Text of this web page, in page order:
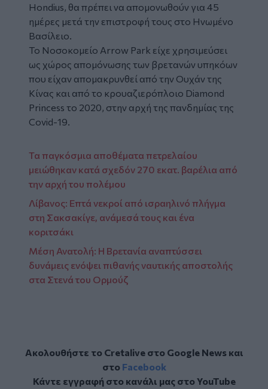
Hondius, θα πρέπει να απομονωθούν για 45
ημέρες μετά την επιστροφή τους στο Ηνωμένο
Βασίλειο.
Το Νοσοκομείο Arrow Park είχε χρησιμεύσει
ως χώρος απομόνωσης των βρετανών υπηκόων
που είχαν απομακρυνθεί από την Ουχάν της
Κίνας και από το κρουαζιερόπλοιο Diamond
Princess το 2020, στην αρχή της πανδημίας της
Covid-19.
Τα παγκόσμια αποθέματα πετρελαίου
μειώθηκαν κατά σχεδόν 270 εκατ. βαρέλια από
την αρχή του πολέμου
Λίβανος: Επτά νεκροί από ισραηλινό πλήγμα
στη Σακσακίγε, ανάμεσά τους και ένα
κοριτσάκι
Μέση Ανατολή: Η Βρετανία αναπτύσσει
δυνάμεις ενόψει πιθανής ναυτικής αποστολής
στα Στενά του Ορμούζ
Ακολουθήστε το Cretalive στο Google Newsκαι
στο Facebook
Κάντε εγγραφή στο κανάλι μας στοYouTube